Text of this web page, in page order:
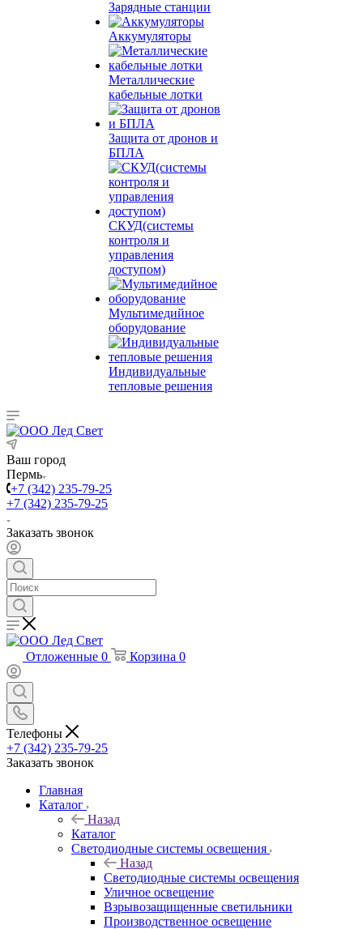
Зарядные станции
Аккумуляторы
Металлические
кабельные лотки
Защита от дронов и
БПЛА
СКУД(системы
контроля и
управления
доступом)
Мультимедийное
оборудование
Индивидуальные
тепловые решения
Ваш город
Пермь
+7 (342) 235-79-25
+7 (342) 235-79-25
Заказать звонок
Отложенные 0 Корзина 0
Телефоны
+7 (342) 235-79-25
Заказать звонок
Главная
Каталог
Назад
Каталог
Светодиодные системы освещения
Назад
Светодиодные системы освещения
Уличное освещение
Взрывозащищенные светильники
Производственное освещение